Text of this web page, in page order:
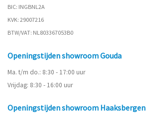
BIC: INGBNL2A
KVK: 29007216
BTW/VAT: NL803367053B0
Openingstijden showroom Gouda
Ma. t/m do.: 8:30 - 17:00 uur
Vrijdag: 8:30 - 16:00 uur
Openingstijden showroom Haaksbergen